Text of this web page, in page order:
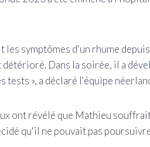
les symptômes d'un rhume
Dans la soirée, il a
tests », a déclaré l'équipe
ont révélé que Mathieu
qu'il ne pouvait pas